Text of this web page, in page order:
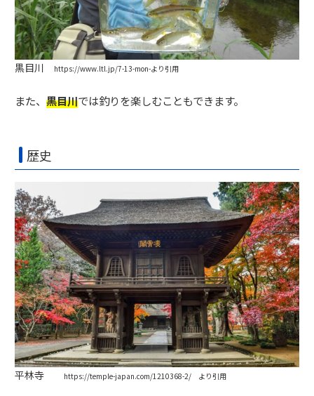
黒目川 https://www.ltl.jp/7-13-mon-より引用
また、 黒目川では釣りを楽しむこともできます。
歴史
平林寺 https://temple-japan.com/1210368-2/ より引用